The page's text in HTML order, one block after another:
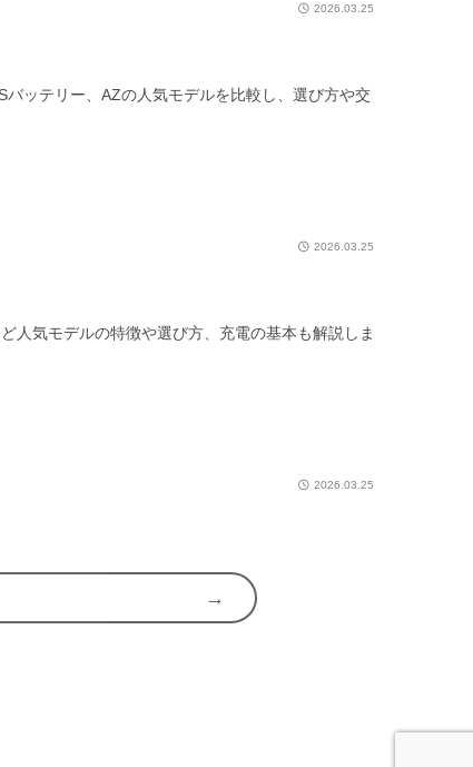
2026.03.25
ッテリー、AZの人気モデルを比較し、選び方や交
2026.03.25
人気モデルの特徴や選び方、充電の基本も解説しま
2026.03.25